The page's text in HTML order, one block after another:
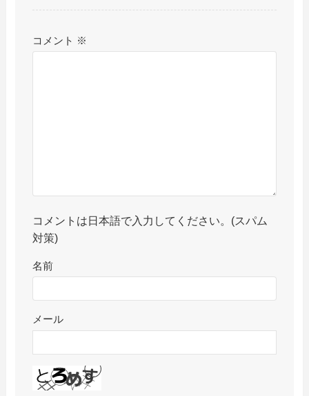
コメント ※
コメントは日本語で入力してください。(スパム
対策)
名前
メール